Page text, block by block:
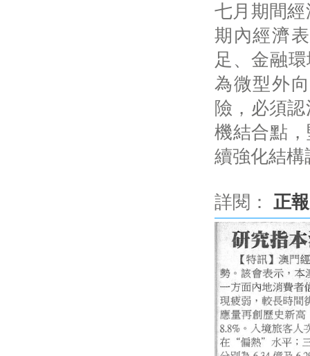
七月期間經
期內經濟
足、金融
為微型外
險，必須
機結合點
續強化結
詳閱： 正報